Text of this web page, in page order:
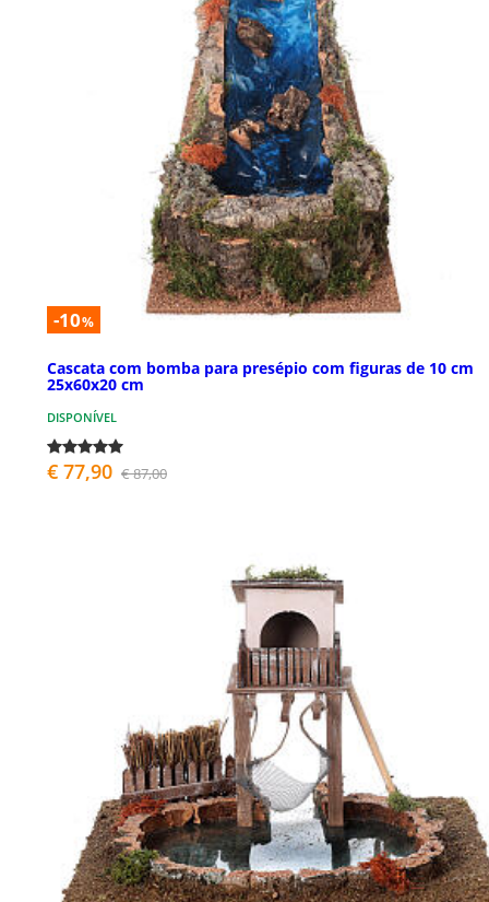
-10%
Cascata com bomba para presépio com figuras de 10 cm
25x60x20 cm
DISPONÍVEL
€ 77,90 € 87,00